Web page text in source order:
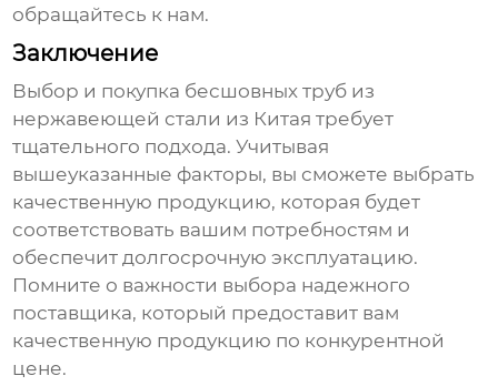
обращайтесь к нам.
Заключение
Выбор и покупка бесшовных труб из
нержавеющей стали из Китая требует
тщательного подхода. Учитывая
вышеуказанные факторы, вы сможете выбрать
качественную продукцию, которая будет
соответствовать вашим потребностям и
обеспечит долгосрочную эксплуатацию.
Помните о важности выбора надежного
поставщика, который предоставит вам
качественную продукцию по конкурентной
цене.